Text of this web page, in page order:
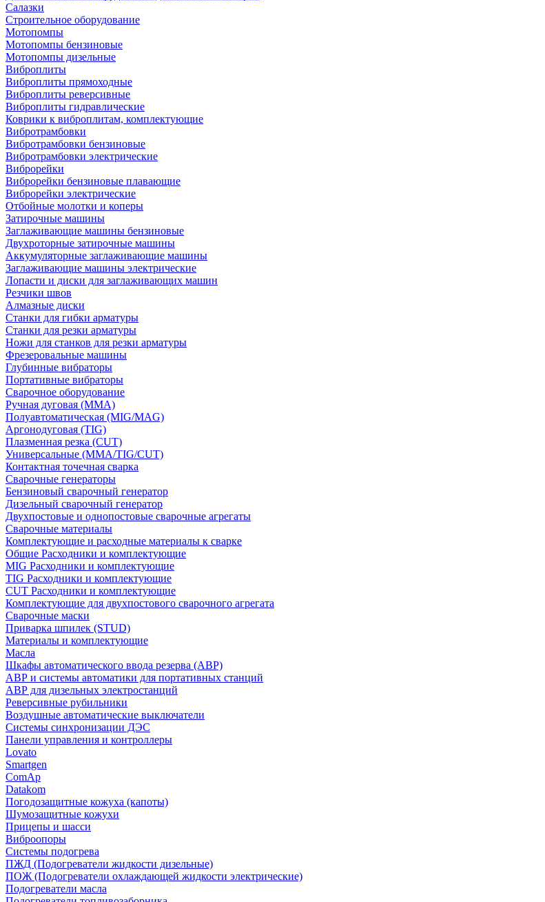
Салазки
Строительное оборудование
Мотопомпы
Мотопомпы бензиновые
Мотопомпы дизельные
Виброплиты
Виброплиты прямоходные
Виброплиты реверсивные
Виброплиты гидравлические
Коврики к виброплитам, комплектующие
Вибротрамбовки
Вибротрамбовки бензиновые
Вибротрамбовки электрические
Виброрейки
Виброрейки бензиновые плавающие
Виброрейки электрические
Отбойные молотки и коперы
Затирочные машины
Заглаживающие машины бензиновые
Двухроторные затирочные машины
Аккумуляторные заглаживающие машины
Заглаживающие машины электрические
Лопасти и диски для заглаживающих машин
Резчики швов
Алмазные диски
Станки для гибки арматуры
Станки для резки арматуры
Ножи для станков для резки арматуры
Фрезеровальные машины
Глубинные вибраторы
Портативные вибраторы
Сварочное оборудование
Ручная дуговая (MMA)
Полуавтоматическая (MIG/MAG)
Аргонодуговая (TIG)
Плазменная резка (CUT)
Универсальные (MMA/TIG/CUT)
Контактная точечная сварка
Сварочные генераторы
Бензиновый сварочный генератор
Дизельный сварочный генератор
Двухпостовые и однопостовые сварочные агрегаты
Сварочные материалы
Комплектующие и расходные материалы к сварке
Общие Расходники и комплектующие
MIG Расходники и комплектующие
TIG Расходники и комплектующие
CUT Расходники и комплектующие
Комплектующие для двухпостового сварочного агрегата
Сварочные маски
Приварка шпилек (STUD)
Материалы и комплектующие
Масла
Шкафы автоматического ввода резерва (АВР)
АВР и системы автоматики для портативных станций
АВР для дизельных электростанций
Реверсивные рубильники
Воздушные автоматические выключатели
Системы синхронизации ДЭС
Панели управления и контроллеры
Lovato
Smartgen
ComAp
Datakom
Погодозащитные кожуха (капоты)
Шумозащитные кожухи
Прицепы и шасси
Виброопоры
Системы подогрева
ПЖД (Подогреватели жидкости дизельные)
ПОЖ (Подогреватели охлаждающей жидкости электрические)
Подогреватели масла